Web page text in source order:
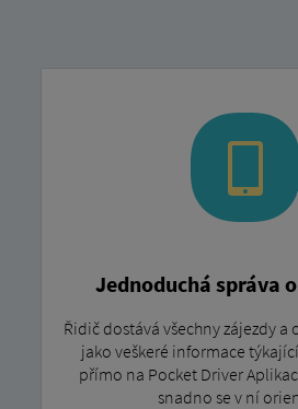
Jednoduchá správa
Řidič dostává všechny zájezdy
jako veškeré informace
přímo na Pocket Driver
snadno se v ní